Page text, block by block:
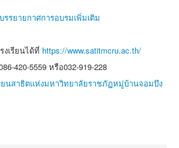
รรยายกาศการอบรมเพิ่มเติม
งเรียนได้ที่ https://www.satitmcru.ac.th/
420-5559 หรือ032-919-228
ยนสาธิตแห่งมหาวิทยาลัยราชภัฏหมู่บ้านจอมบึง